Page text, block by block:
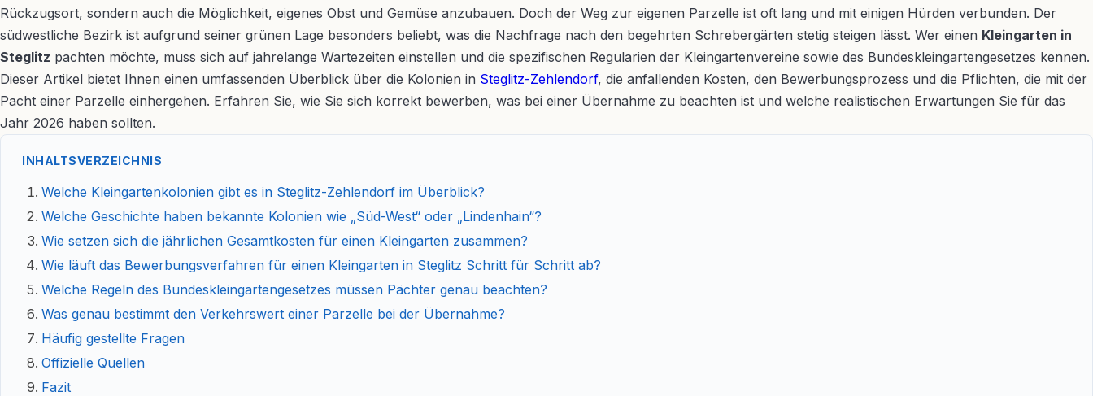
Rückzugsort, sondern auch die Möglichkeit, eigenes Obst und Gemüse anzubauen. Doch der Weg zur eigenen Parzelle ist oft lang und mit einigen Hürden verbunden. Der
südwestliche Bezirk ist aufgrund seiner grünen Lage besonders beliebt, was die Nachfrage nach den begehrten Schrebergärten stetig steigen lässt. Wer einen Kleingarten in
Steglitz pachten möchte, muss sich auf jahrelange Wartezeiten einstellen und die spezifischen Regularien der Kleingartenvereine sowie des Bundeskleingartengesetzes kennen.
Dieser Artikel bietet Ihnen einen umfassenden Überblick über die Kolonien in Steglitz-Zehlendorf, die anfallenden Kosten, den Bewerbungsprozess und die Pflichten, die mit der
Pacht einer Parzelle einhergehen. Erfahren Sie, wie Sie sich korrekt bewerben, was bei einer Übernahme zu beachten ist und welche realistischen Erwartungen Sie für das
Jahr 2026 haben sollten.
INHALTSVERZEICHNIS
Welche Kleingartenkolonien gibt es in Steglitz-Zehlendorf im Überblick?
Welche Geschichte haben bekannte Kolonien wie „Süd-West“ oder „Lindenhain“?
Wie setzen sich die jährlichen Gesamtkosten für einen Kleingarten zusammen?
Wie läuft das Bewerbungsverfahren für einen Kleingarten in Steglitz Schritt für Schritt ab?
Welche Regeln des Bundeskleingartengesetzes müssen Pächter genau beachten?
Was genau bestimmt den Verkehrswert einer Parzelle bei der Übernahme?
Häufig gestellte Fragen
Offizielle Quellen
Fazit